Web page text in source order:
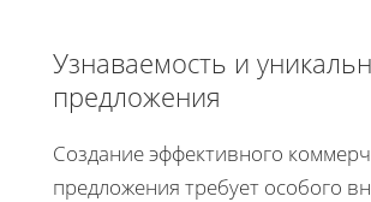
Узнаваемость и
предложения
Создание эффективного
предложения требует особого